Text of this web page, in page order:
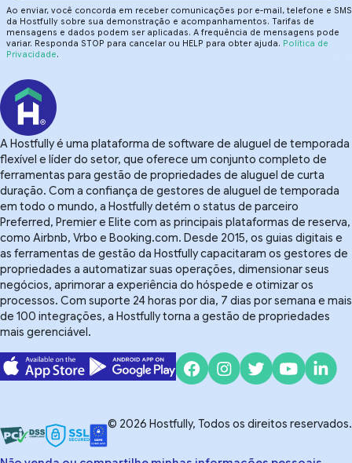
Ao enviar, você concorda em receber comunicações por e-mail, telefone e SMS
da Hostfully sobre sua demonstração e acompanhamentos. Tarifas de
mensagens e dados podem ser aplicadas. A frequência de mensagens pode
variar. Responda STOP para cancelar ou HELP para obter ajuda. Política de
Privacidade.
A Hostfully é uma plataforma de software de aluguel de temporada
flexível e líder do setor, que oferece um conjunto completo de
ferramentas para gestão de propriedades de aluguel de curta
duração. Com a confiança de gestores de aluguel de temporada
em todo o mundo, a Hostfully detém o status de parceiro
Preferred, Premier e Elite com as principais plataformas de reserva,
como Airbnb, Vrbo e Booking.com. Desde 2015, os guias digitais e
as ferramentas de gestão da Hostfully capacitaram os gestores de
propriedades a automatizar suas operações, dimensionar seus
negócios, aprimorar a experiência do hóspede e otimizar os
processos. Com suporte 24 horas por dia, 7 dias por semana e mais
de 100 integrações, a Hostfully torna a gestão de propriedades
mais gerenciável.
© 2026 Hostfully, Todos os direitos reservados.